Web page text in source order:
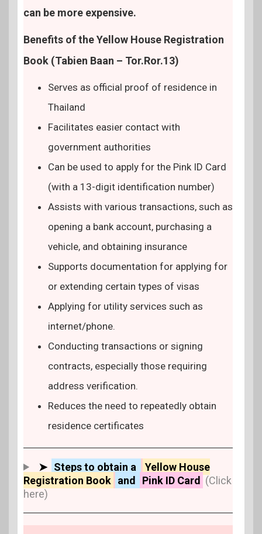
can be more expensive.
Benefits of the Yellow House Registration
Book (Tabien Baan – Tor.Ror.13)
Serves as official proof of residence in
Thailand
Facilitates easier contact with
government authorities
Can be used to apply for the Pink ID Card
(with a 13-digit identification number)
Assists with various transactions, such as
opening a bank account, purchasing a
vehicle, and obtaining insurance
Supports documentation for applying for
or extending certain types of visas
Applying for utility services such as
internet/phone.
Conducting transactions or signing
contracts, especially those requiring
address verification.
Reduces the need to repeatedly obtain
residence certificates
➤ Steps to obtain a
Yellow House
Registration Book and Pink ID Card (Click
here)